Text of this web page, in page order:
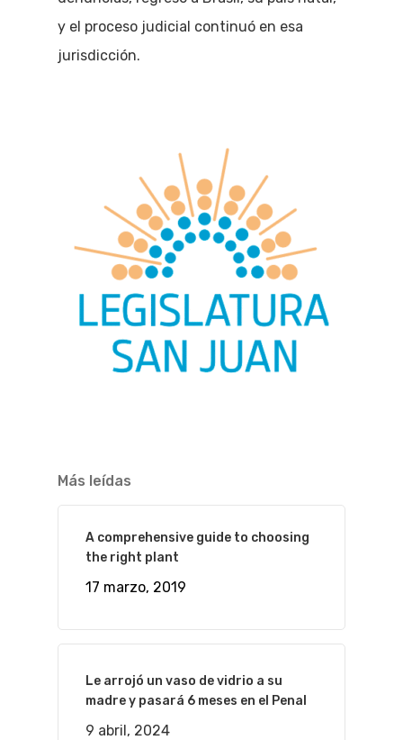
y el proceso judicial continuó en esa
jurisdicción.
Más leídas
A comprehensive guide to choosing
the right plant
17 marzo, 2019
Le arrojó un vaso de vidrio a su
madre y pasará 6 meses en el Penal
9 abril, 2024